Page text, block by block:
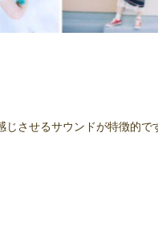
じさせるサウンドが特徴的で